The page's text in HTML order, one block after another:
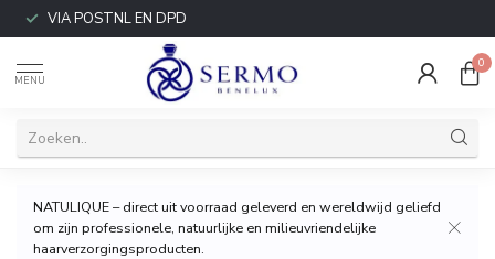
VIA POSTNL EN DPD
MENU
0
NATULIQUE – direct uit voorraad geleverd en wereldwijd geliefd
om zijn professionele, natuurlijke en milieuvriendelijke
haarverzorgingsproducten.